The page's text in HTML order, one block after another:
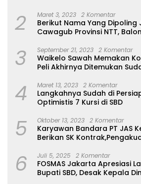
2 Maret 3, 2023 2 Komentar
Berikut Nama Yang
Cawagub Provinsi NTT,
3 September 21, 2023 2 Komentar
Waikelo Sawah Memakan
Peli Akhirnya Ditemukan
4 Maret 13, 2023 2 Komentar
Langkahnya Sudah di
Optimistis 7 Kursi di SBD
5 Oktober 13, 2023 2 Komentar
Karyawan Bandara PT JAS
Berikan SK
6 Juli 5, 2025 2 Komentar
FOSMAS Jakarta Apresiasi
Bupati SBD, Desak Kepala